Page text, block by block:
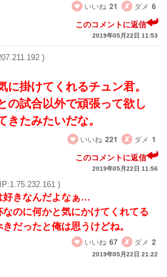
いいね 21 ダメ 6
このコメントに返信
2019年05月22日 11:53
)
に掛けてくれるチュン君。
の試合以外で頑張って欲し
きたみたいだな。
いいね 221 ダメ 1
このコメントに返信
2019年05月22日 11:56
)
好きなんだよなぁ…
なのに何かと気にかけてくれてる
だったと俺は思うけどね。
いいね 67 ダメ 2
2019年05月22日 21:22